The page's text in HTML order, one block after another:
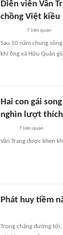
Diễn viên Vân
chồng Việt kiều
7 liên quan
Sau 10 năm chung
khi ông xã Hữu Quân
Hai con gái
nghìn lượt
7 liên quan
Vân Trang được khen
Phát huy tiềm
Trong chặng đường